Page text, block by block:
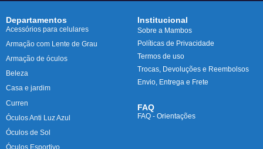
Departamentos
Acessórios para celulares
Armação com Lente de Grau
Armação de óculos
Beleza
Casa e jardim
Curren
Óculos Anti Luz Azul
Óculos de Sol
Óculos Esportivo
Institucional
Sobre a Mambos
Políticas de Privacidade
Termos de uso
Trocas, Devoluções e Reembolsos
Envio, Entrega e Frete
FAQ
FAQ - Orientações